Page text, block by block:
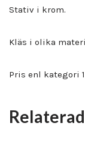
Stativ i krom.
Kläs i olika
Pris enl kategori